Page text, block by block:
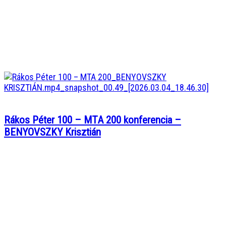
Rákos Péter 100 – MTA 200 konferencia –
BENYOVSZKY Krisztián